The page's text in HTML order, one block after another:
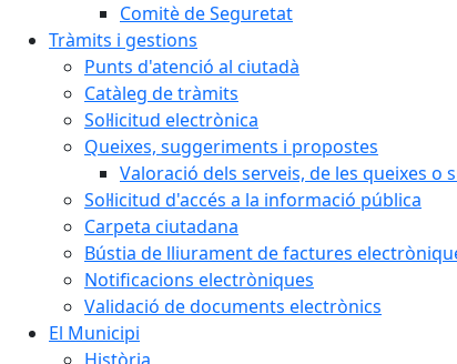
Comitè de Seguretat
Tràmits i gestions
Punts d'atenció al ciutadà
Catàleg de tràmits
Sol·licitud electrònica
Queixes, suggeriments i propostes
Valoració dels serveis, de les queixes o
Sol·licitud d'accés a la informació pública
Carpeta ciutadana
Bústia de lliurament de factures
Notificacions electròniques
Validació de documents electrònics
El Municipi